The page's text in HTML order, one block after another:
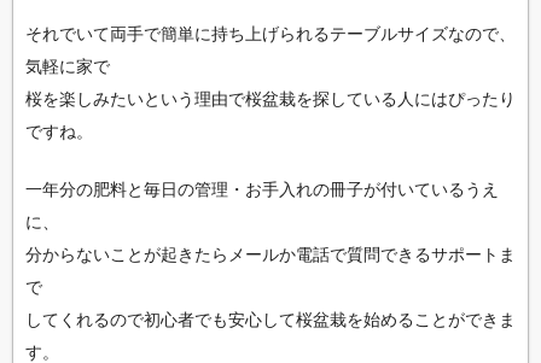
それでいて両手で簡単に持ち上げられるテーブルサイズなので、
気軽に家で
桜を楽しみたいという理由で桜盆栽を探している人にはぴったり
ですね。
一年分の肥料と毎日の管理・お手入れの冊子が付いているうえ
に、
分からないことが起きたらメールか電話で質問できるサポートま
で
してくれるので初心者でも安心して桜盆栽を始めることができま
す。